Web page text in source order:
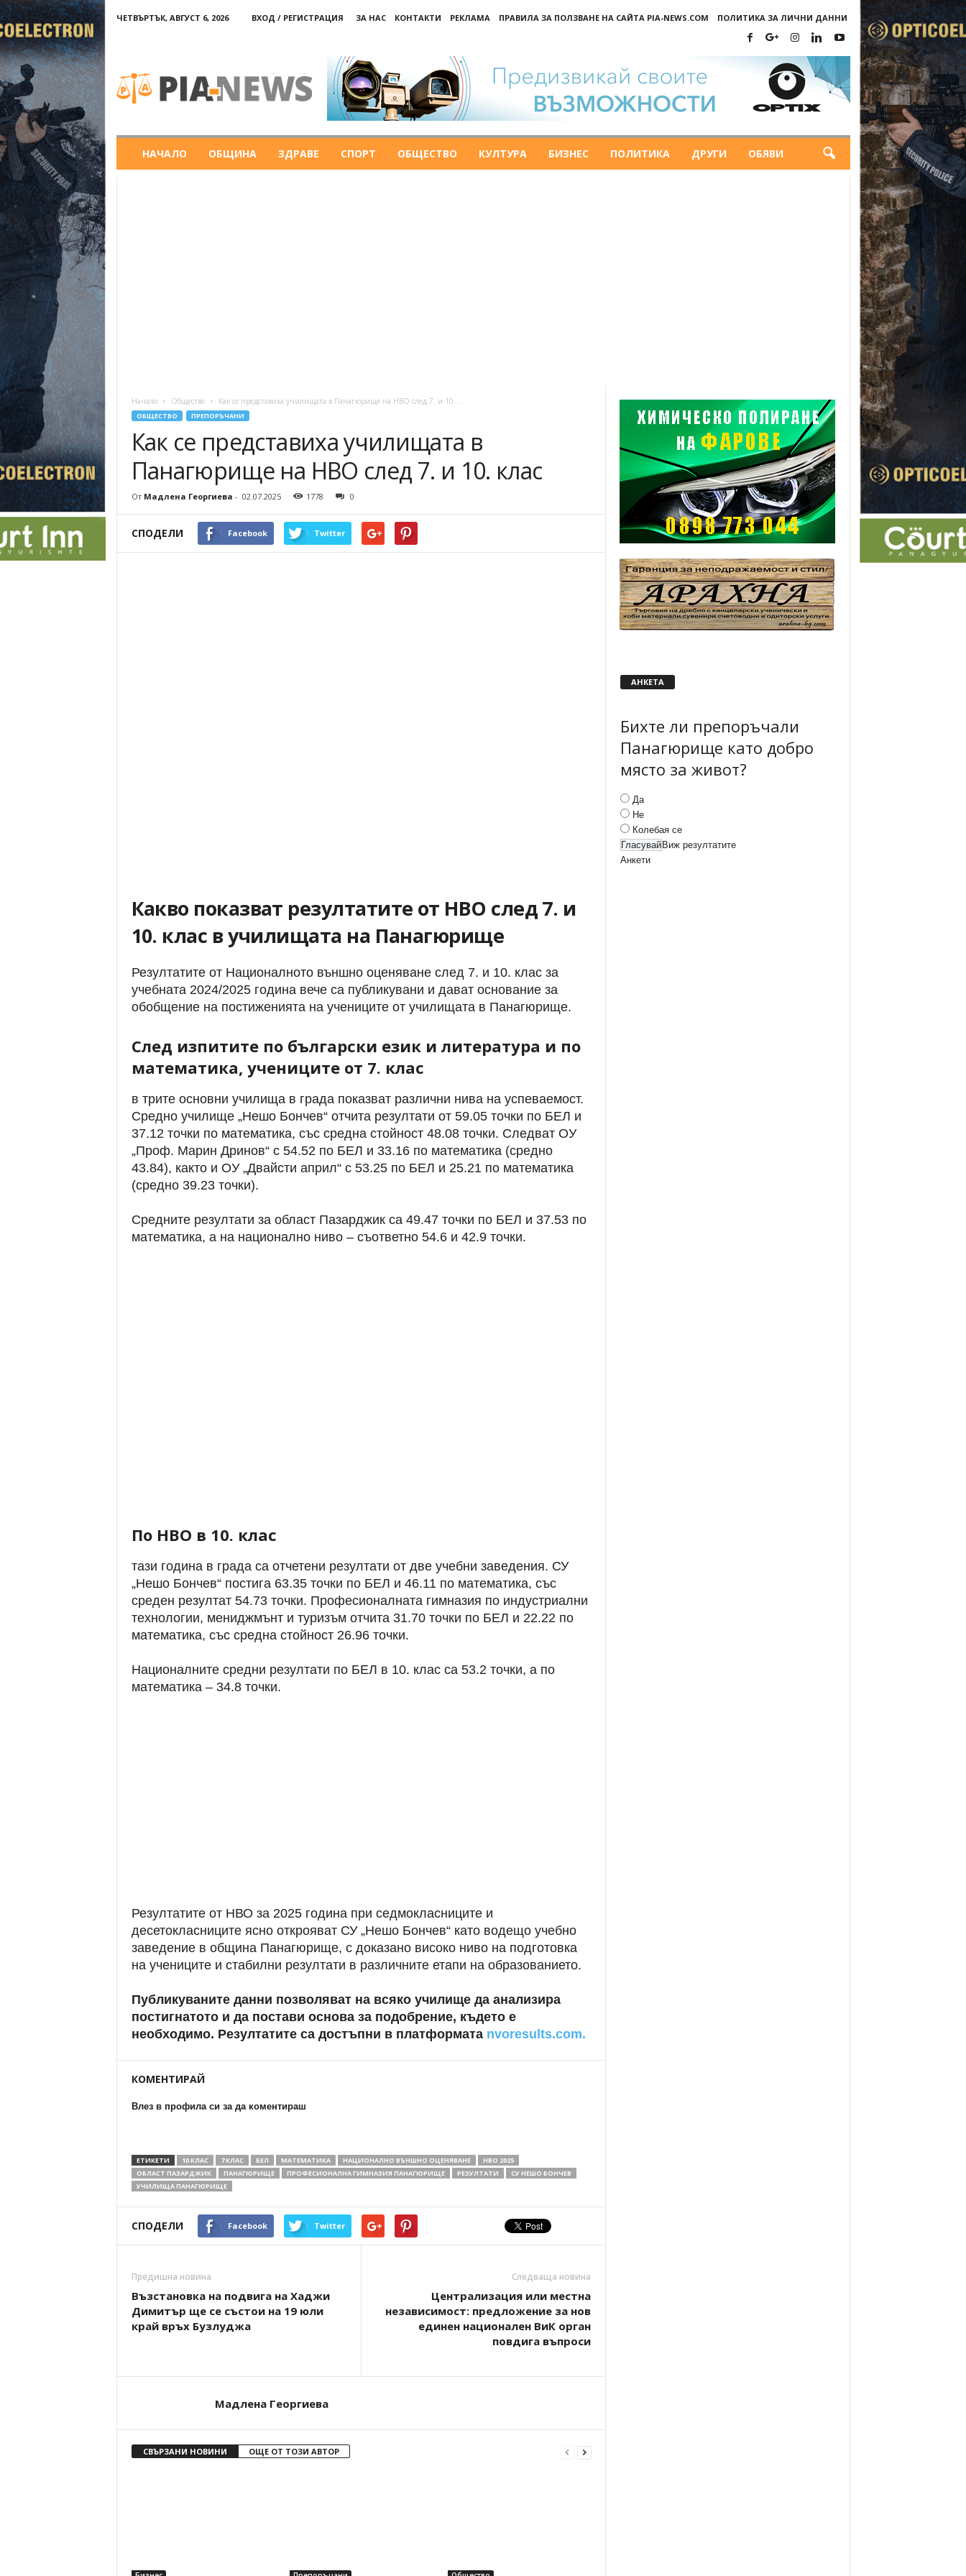
ЧЕТВЪРТЪК, АВГУСТ 6, 2026 ВХОД / РЕГИСТРАЦИЯ ЗА НАС КОНТАКТИ РЕКЛАМА ПРАВИЛА ЗА ПОЛЗВАНЕ НА САЙТА PIA-NEWS.COM ПОЛИТИКА ЗА ЛИЧНИ ДАННИ
НАЧАЛО ОБЩИНА ЗДРАВЕ СПОРТ ОБЩЕСТВО КУЛТУРА БИЗНЕС ПОЛИТИКА ДРУГИ ОБЯВИ
Начало Общество Как се представиха училищата в Панагюрище на НВО след 7. и 10....
ОБЩЕСТВО ПРЕПОРЪЧАНИ
Как се представиха училищата в
Панагюрище на НВО след 7. и 10. клас
От Мадлена Георгиева - 02.07.2025 1778 0
СПОДЕЛИ Facebook Twitter
Какво показват резултатите от НВО след 7. и
10. клас в училищата на Панагюрище
Резултатите от Националното външно оценяване след 7. и 10. клас за
учебната 2024/2025 година вече са публикувани и дават основание за
обобщение на постиженията на учениците от училищата в Панагюрище.
След изпитите по български език и литература и по
математика, учениците от 7. клас
в трите основни училища в града показват различни нива на успеваемост.
Средно училище „Нешо Бончев“ отчита резултати от 59.05 точки по БЕЛ и
37.12 точки по математика, със средна стойност 48.08 точки. Следват ОУ
„Проф. Марин Дринов“ с 54.52 по БЕЛ и 33.16 по математика (средно
43.84), както и ОУ „Двайсти април“ с 53.25 по БЕЛ и 25.21 по математика
(средно 39.23 точки).
Средните резултати за област Пазарджик са 49.47 точки по БЕЛ и 37.53 по
математика, а на национално ниво – съответно 54.6 и 42.9 точки.
По НВО в 10. клас
тази година в града са отчетени резултати от две учебни заведения. СУ
„Нешо Бончев“ постига 63.35 точки по БЕЛ и 46.11 по математика, със
среден резултат 54.73 точки. Професионалната гимназия по индустриални
технологии, мениджмънт и туризъм отчита 31.70 точки по БЕЛ и 22.22 по
математика, със средна стойност 26.96 точки.
Националните средни резултати по БЕЛ в 10. клас са 53.2 точки, а по
математика – 34.8 точки.
Резултатите от НВО за 2025 година при седмокласниците и
десетокласниците ясно открояват СУ „Нешо Бончев“ като водещо учебно
заведение в община Панагюрище, с доказано високо ниво на подготовка
на учениците и стабилни резултати в различните етапи на образованието.
Публикуваните данни позволяват на всяко училище да анализира
постигнатото и да постави основа за подобрение, където е
необходимо. Резултатите са достъпни в платформата nvoresults.com.
КОМЕНТИРАЙ
Влез в профила си за да коментираш
ЕТИКЕТИ 10 КЛАС 7 КЛАС БЕЛ МАТЕМАТИКА НАЦИОНАЛНО ВЪНШНО ОЦЕНЯВАНЕ
НВО 2025
ОБЛАСТ ПАЗАРДЖИК
ПАНАГЮРИЩЕ ПРОФЕСИОНАЛНА ГИМНАЗИЯ ПАНАГЮРИЩЕ РЕЗУЛТАТИ
СУ НЕШО БОНЧЕВ
УЧИЛИЩА ПАНАГЮРИЩЕ
СПОДЕЛИ Facebook Twitter
Предишна новина
Възстановка на подвига на Хаджи
Димитър ще се състои на 19 юли
край връх Бузлуджа
Следваща новина
Централизация или местна
независимост: предложение за нов
единен национален ВиК орган
повдига въпроси
Мадлена Георгиева
СВЪРЗАНИ НОВИНИ ОЩЕ ОТ ТОЗИ АВТОР
АНКЕТА
Бихте ли препоръчали
Панагюрище като добро
място за живот?
Да
Не
Колебая се
Виж резултатите
Анкети